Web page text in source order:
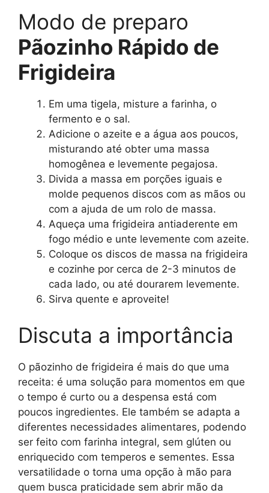
Modo de preparo
Pãozinho Rápido de
Frigideira
Em uma tigela, misture a farinha, o
fermento e o sal.
Adicione o azeite e a água aos poucos,
misturando até obter uma massa
homogênea e levemente pegajosa.
Divida a massa em porções iguais e
molde pequenos discos com as mãos ou
com a ajuda de um rolo de massa.
Aqueça uma frigideira antiaderente em
fogo médio e unte levemente com azeite.
Coloque os discos de massa na frigideira
e cozinhe por cerca de 2-3 minutos de
cada lado, ou até dourarem levemente.
Sirva quente e aproveite!
Discuta a importância
O pãozinho de frigideira é mais do que uma
receita: é uma solução para momentos em que
o tempo é curto ou a despensa está com
poucos ingredientes. Ele também se adapta a
diferentes necessidades alimentares, podendo
ser feito com farinha integral, sem glúten ou
enriquecido com temperos e sementes. Essa
versatilidade o torna uma opção à mão para
quem busca praticidade sem abrir mão da